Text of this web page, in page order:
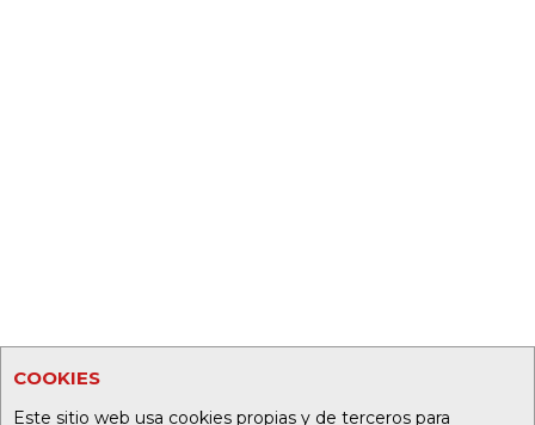
COOKIES
Este sitio web usa cookies propias y de terceros para